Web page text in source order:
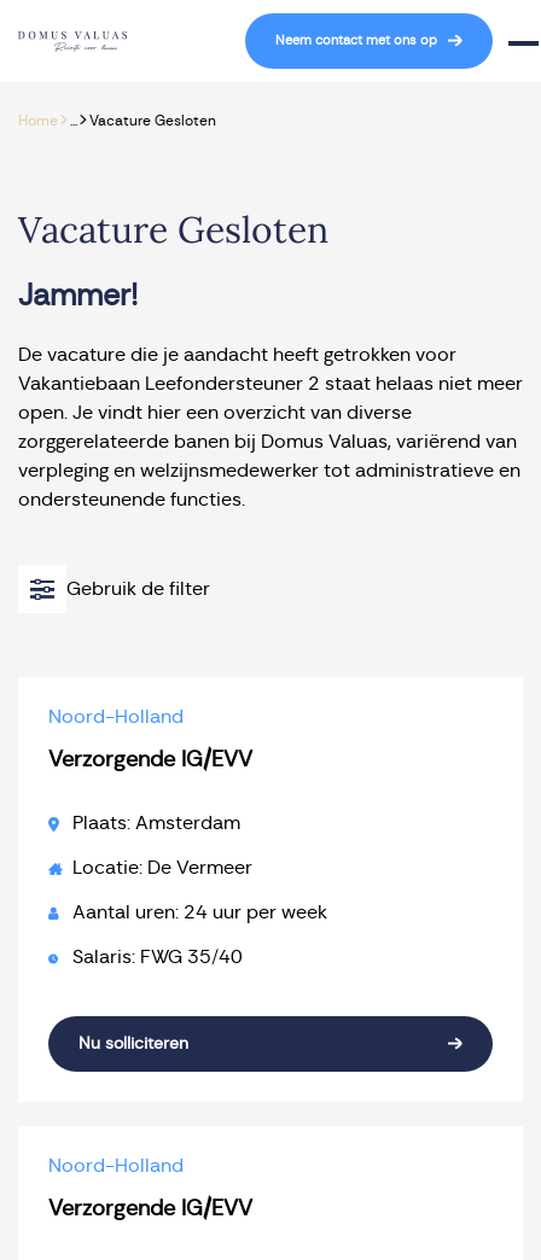
Navigatie overslaan
Neem contact met ons op
Home> >Vacature Gesloten
Vacature Gesloten
Jammer!
De vacature die je aandacht heeft getrokken voor
Vakantiebaan Leefondersteuner 2 staat helaas niet meer
open. Je vindt hier een overzicht van diverse
zorggerelateerde banen bij Domus Valuas, variërend van
verpleging en welzijnsmedewerker tot administratieve en
ondersteunende functies.
Gebruik de filter
Noord-Holland
Verzorgende IG/EVV
Plaats: Amsterdam
Locatie: De Vermeer
Aantal uren: 24 uur per week
Salaris: FWG 35/40
Nu solliciteren
Noord-Holland
Verzorgende IG/EVV